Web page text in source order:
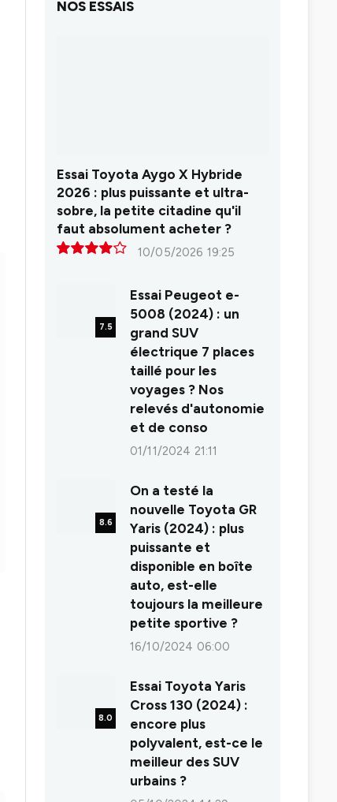
NOS ESSAIS
Essai Toyota Aygo X Hybride
2026 : plus puissante et ultra-
sobre, la petite citadine qu'il
faut absolument acheter ?
10/05/2026 19:25
7.5
Essai Peugeot e-
5008 (2024) : un
grand SUV
électrique 7 places
taillé pour les
voyages ? Nos
relevés d'autonomie
et de conso
01/11/2024 21:11
8.6
On a testé la
nouvelle Toyota GR
Yaris (2024) : plus
puissante et
disponible en boîte
auto, est-elle
toujours la meilleure
petite sportive ?
16/10/2024 06:00
8.0
Essai Toyota Yaris
Cross 130 (2024) :
encore plus
polyvalent, est-ce le
meilleur des SUV
urbains ?